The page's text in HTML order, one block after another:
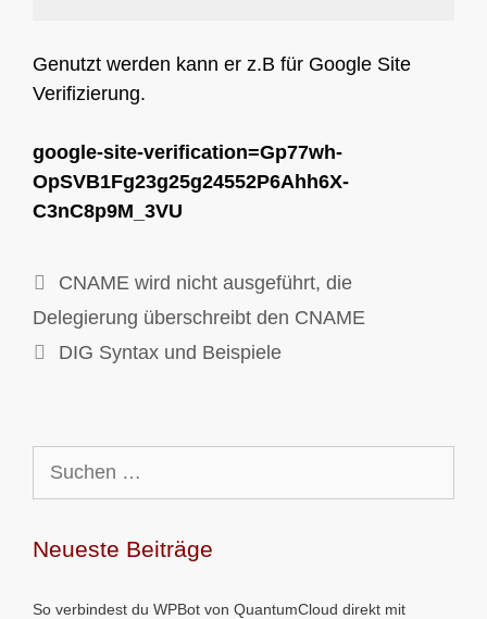
Genutzt werden kann er z.B für Google Site
Verifizierung.
google-site-verification=Gp77wh-
OpSVB1Fg23g25g24552P6Ahh6X-
C3nC8p9M_3VU
CNAME wird nicht ausgeführt, die
Delegierung überschreibt den CNAME
DIG Syntax und Beispiele
nach:
Neueste Beiträge
So verbindest du WPBot von QuantumCloud direkt mit